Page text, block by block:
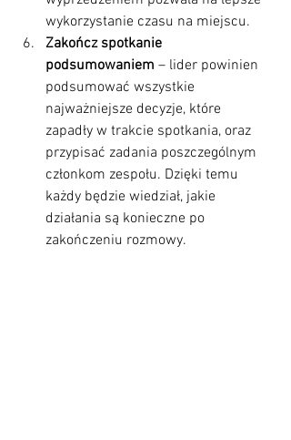
wykorzystanie czasu na miejscu.
Zakończ spotkanie
podsumowaniem – lider powinien
podsumować wszystkie
najważniejsze decyzje, które
zapadły w trakcie spotkania, oraz
przypisać zadania poszczególnym
członkom zespołu. Dzięki temu
każdy będzie wiedział, jakie
działania są konieczne po
zakończeniu rozmowy.